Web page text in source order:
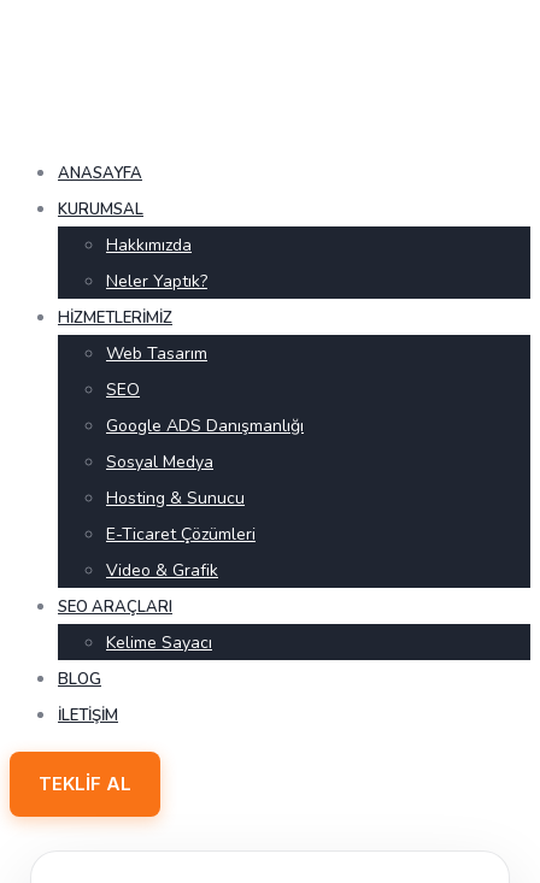
ANASAYFA
KURUMSAL
Hakkımızda
Neler Yaptık?
HIZMETLERIMIZ
Web Tasarım
SEO
Google ADS Danışmanlığı
Sosyal Medya
Hosting & Sunucu
E-Ticaret Çözümleri
Video & Grafik
SEO ARAÇLARI
Kelime Sayacı
BLOG
İLETIŞIM
TEKLIF AL